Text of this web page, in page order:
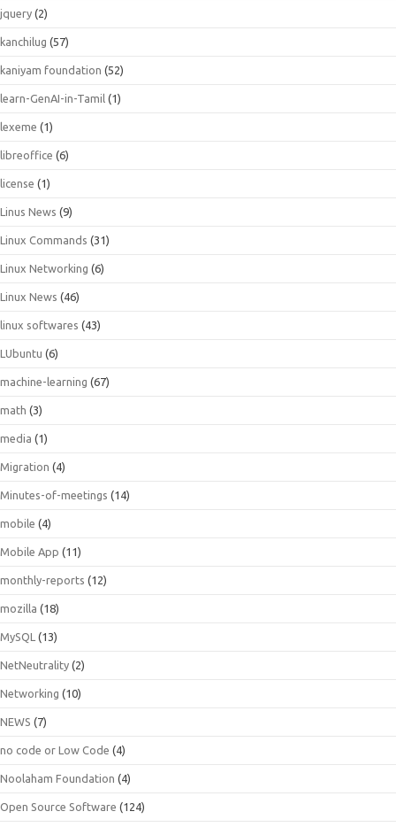
jquery (2)
kanchilug (57)
kaniyam foundation (52)
learn-GenAI-in-Tamil (1)
lexeme (1)
libreoffice (6)
license (1)
Linus News (9)
Linux Commands (31)
Linux Networking (6)
Linux News (46)
linux softwares (43)
LUbuntu (6)
machine-learning (67)
math (3)
media (1)
Migration (4)
Minutes-of-meetings (14)
mobile (4)
Mobile App (11)
monthly-reports (12)
mozilla (18)
MySQL (13)
NetNeutrality (2)
Networking (10)
NEWS (7)
no code or Low Code (4)
Noolaham Foundation (4)
Open Source Software (124)